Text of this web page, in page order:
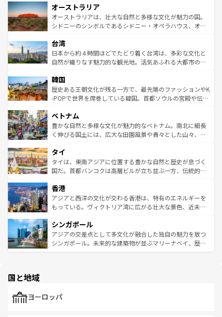
部のニューオーリンズでは、音楽と美食が融合した独特の
文化が魅力。旅行者はアメリカの各地域で異なる魅力を楽
しみながら、その多様性と豊かな歴史を感じることができ
ならではの贅沢な旅のスタイルだ。 なお、新着のアメリカ
情報はコンテンツ一覧を参照してほしい。
ワイ島は見逃せない。また、定番の観光地といえばオアフ
島だが、静かな自然を求めるならマウイ島やカウアイ島が
おすすめ。エメラルドグリーンに輝く海をはじめ、豊かな
れるおもてなしの心で訪れる人々を迎えてくれるハワイの
人々、おいしいローカルフードやハワイアンミュージッ
ク、伝統的なフラダンスなど、すべてがハワイの魅力を彩
ワイを、存分に味わってほしい。 なお、新着のハワイ情報
はコンテンツ一覧を参照してほしい。
オーストラリア
オーストラリアは、壮大な自然と多様な文化が魅力の国。
シドニーのシンボルであるシドニー・オペラハウス、オー
リアリーフや大陸中央部にそびえるウルル（エアーズロッ
ク）、タスマニアの美しい原生林やケアンズの熱帯雨林な
ど、見どころがたくさん。また、カフェやワイン、オージ
いる。アクティビティも充実しており、サーフィンやダイ
ビング、ハイキングなど、アウトドア好きにはたまらな
い。オーストラリアの多彩な魅力を存分に味わいつくそ
参照してほしい。
台湾
日本から約４時間ほどでたどり着く台湾は、多彩な文化と
自然が織りなす魅力的な観光地。活気あふれる大都市の台
ン）、静ひつな山岳地帯である台湾東部など、都市の喧騒
と山間の静けさが共存しており、訪れる人に新しい発見と
驚きをもたらしてくれる。また、奥深い台湾の食文化も魅
容にもいいと評判のスイーツなど、バラエティ豊かな料理
が味わえる。 なお、新着の台湾情報は コンテンツ一覧を参
照してほしい。
韓国
歴史ある王朝文化が残る一方で、最先端のファッションやK
-POPで世界を席巻している韓国。首都ソウルの宮殿や伝統
き、地方に足を延ばせば四季折々の自然美を楽しむことが
できる。そして、キムチや焼肉、絶品のストリートフード
まで、さまざまな韓国料理が待っている。夜には、韓国な
リティに包まれながら、韓国の多彩な魅力を心ゆくまで味
わってみてほしい。 なお、新着の韓国情報はコンテンツ一
覧を参照してほしい。
ベトナム
豊かな自然と多様な文化が魅力的なベトナム。南北に細長
く伸びる国土には、広大な田園風景や青々とした山々、世
急速な発展と共に伝統が息づく。ハノイの古い町並みやホ
ーチミン市のフランス統治時代の建物も、独特の雰囲気を
醸し出している。また、バラエティの豊かさとおいしさで
とつ。フォーやバインミー、ベトナムコーヒーなどは、ぜ
ひ現地で味わいたい。どの地域を訪れてもあたたかい人々
が旅行者を迎えてくれるので、きっと忘れられない旅にな
参照してほしい。
タイ
タイは、東南アジアに位置する豊かな自然と歴史が息づく
国だ。首都バンコクは高層ビルが立ち並ぶ一方、伝統的な
の活気が交差している。北部ではチェンマイなどの山岳地
帯で自然と触れ合い、南部ではプーケットやクラビの美し
いビーチでリゾート気分を楽しむことができる。タイ料理
激する。気候は一年中温暖で、どの季節にも異なる楽しみ
が待っている。親しみやすいタイの人々、仏教を中心とし
た文化、そして多様な観光資源が、訪れる旅人を魅了し続
香港
アジアと西洋の文化が交わる香港は、特有のエネルギーを
もっている。ヴィクトリア湾に広がる壮大な景色、近未来
み、どこを訪れても感動するはず。観光スポットが密集し
ており、効率よく見どころを回れるのも魅力。息をのむよ
うな絶景から文化的な体験まで、香港を存分に楽しみ尽く
シンガポール
アジアの交差点として多文化が融合した独自の魅力を放つ
シンガポール。未来的な建築物が並ぶマリーナベイ、歴史
で、ホーカーズは地元の風情を楽しめる外せないスポット
国と地域
ヨーロッパ